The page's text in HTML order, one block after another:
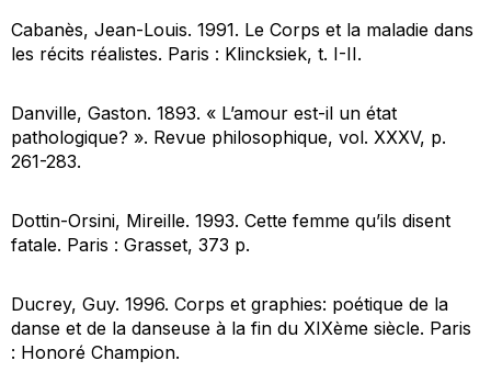
Cabanès, Jean-Louis. 1991. Le Corps et la maladie dans
les récits réalistes. Paris : Klincksiek, t. I-II.
Danville, Gaston. 1893. « L’amour est-il un état
pathologique? ». Revue philosophique, vol. XXXV, p.
261-283.
Dottin-Orsini, Mireille. 1993. Cette femme qu’ils disent
fatale. Paris : Grasset, 373 p.
Ducrey, Guy. 1996. Corps et graphies: poétique de la
danse et de la danseuse à la fin du XIXème siècle. Paris
: Honoré Champion.